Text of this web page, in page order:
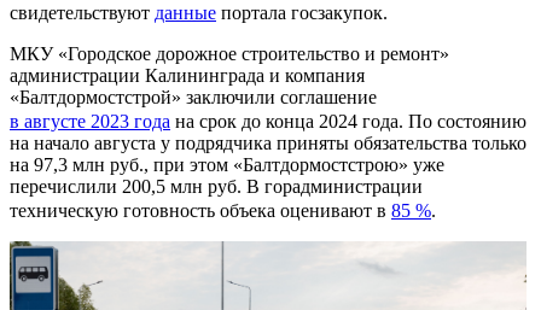
свидетельствуют данные портала госзакупок.
МКУ «Городское дорожное строительство и ремонт»
администрации Калининграда и компания
«Балтдормостстрой» заключили соглашение
в августе 2023 года на срок до конца 2024 года. По состоянию
на начало августа у подрядчика приняты обязательства только
на 97,3 млн руб., при этом «Балтдормостстрою» уже
перечислили 200,5 млн руб. В горадминистрации
техническую готовность объека оценивают в 85 %.